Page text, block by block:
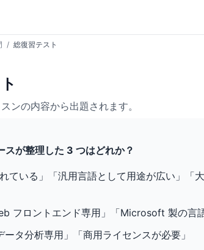
/ 総復習テスト
ンの内容から出題されます。
が整理した 3 つはどれか？
ている」「汎用言語として用途が広い」「
フロントエンド専用」「Microsoft 製の言語
タ分析専用」「商用ライセンスが必要」